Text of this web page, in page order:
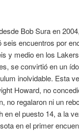
Bob Sura en
encuentros por
y medio en los
se convirtió en un
inolvidable. Esta
Howard, no
no regalaron ni un
en el puesto 14, a la
en el primer